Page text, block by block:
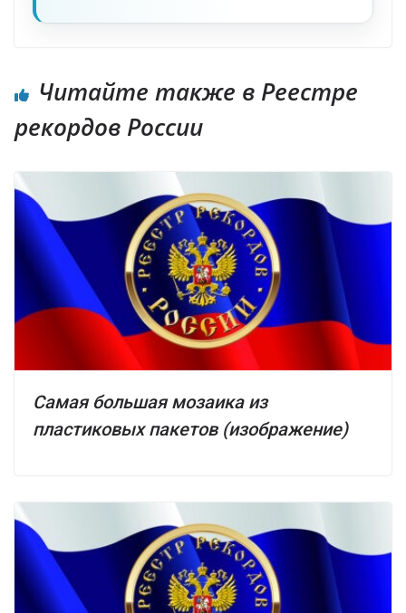
Читайте также в Реестре
рекордов России
Самая большая мозаика из
пластиковых пакетов (изображение)